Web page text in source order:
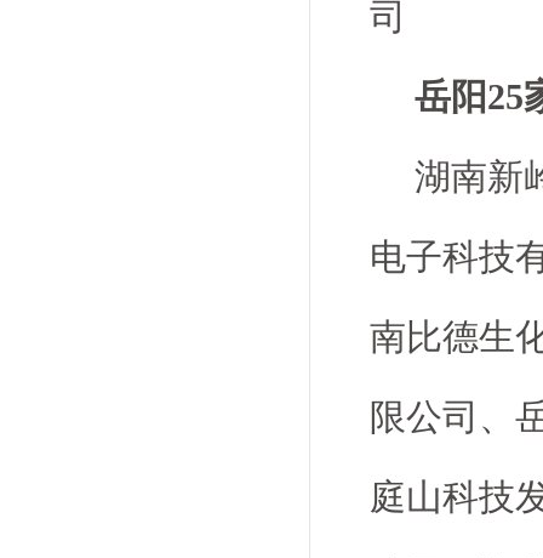
司
岳阳25
湖南新
电子科技
南比德生
限公司、
庭山科技